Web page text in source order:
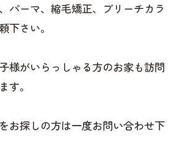
パーマ、縮毛矯正、ブリーチカラ
下さい。
様がいらっしゃる方のお家も訪問
す。
お探しの方は一度お問い合わせ下